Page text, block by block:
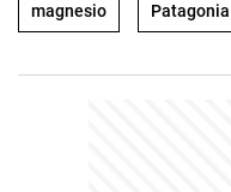
magnesio Patagonia